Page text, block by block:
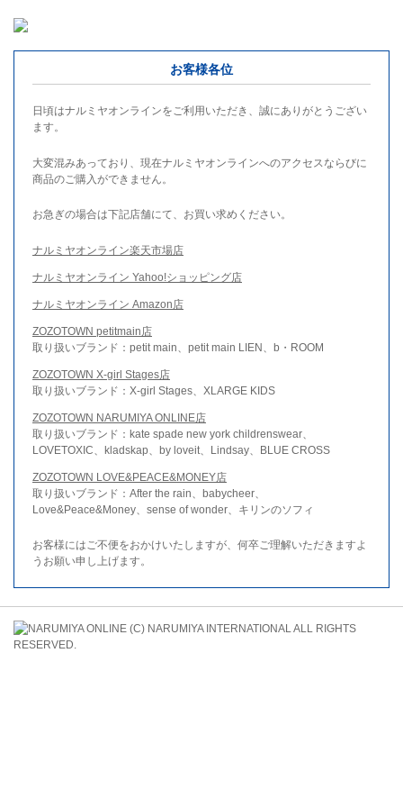
お客様各位
日頃はナルミヤオンラインをご利用いただき、誠にありがとうござい
ます。
大変混みあっており、現在ナルミヤオンラインへのアクセスならびに
商品のご購入ができません。
お急ぎの場合は下記店舗にて、お買い求めください。
ナルミヤオンライン楽天市場店
ナルミヤオンライン Yahoo!ショッピング店
ナルミヤオンライン Amazon店
ZOZOTOWN petitmain店
取り扱いブランド：petit main、petit main LIEN、b・ROOM
ZOZOTOWN X-girl Stages店
取り扱いブランド：X-girl Stages、XLARGE KIDS
ZOZOTOWN NARUMIYA ONLINE店
取り扱いブランド：kate spade new york childrenswear、
LOVETOXIC、kladskap、by loveit、Lindsay、BLUE CROSS
ZOZOTOWN LOVE&PEACE&MONEY店
取り扱いブランド：After the rain、babycheer、
Love&Peace&Money、sense of wonder、キリンのソフィ
お客様にはご不便をおかけいたしますが、何卒ご理解いただきますよ
うお願い申し上げます。